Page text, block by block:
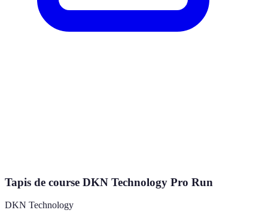
Tapis de course DKN Technology Pro Run
DKN Technology